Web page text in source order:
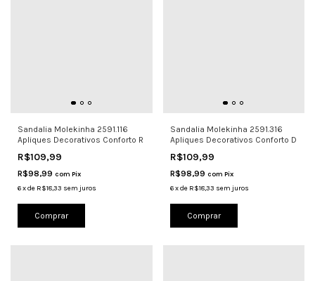
Sandalia Molekinha 2591.116
Apliques Decorativos Conforto R
R$109,99
R$98,99 com Pix
6xde R$18,33 sem juros
Comprar
Sandalia Molekinha 2591.316
Apliques Decorativos Conforto D
R$109,99
R$98,99 com Pix
6 xde R$18,33 sem juros
Comprar